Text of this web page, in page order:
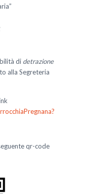
di detrazione
alla Segreteria
qr-code